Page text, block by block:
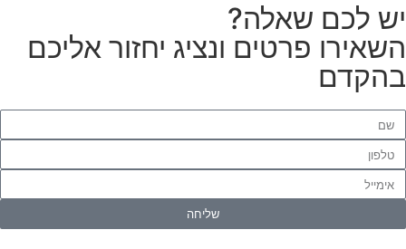
לכם שאלה?
פרטים ונציג יחזור אליכם
שליחה